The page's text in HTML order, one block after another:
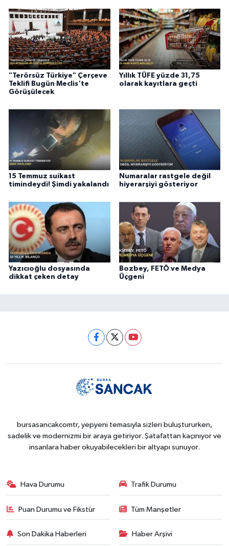
"Terörsüz Türkiye" Çerçeve
Teklifi Bugün Meclis'te
Görüşülecek
Yıllık TÜFE yüzde 31,75
olarak kayıtlara geçti
15 Temmuz suikast
timindeydi! Şimdi yakalandı
Numaralar rastgele değil
hiyerarşiyi gösteriyor
Yazıcıoğlu dosyasında
dikkat çeken detay
Bozbey, FETÖ ve Medya
Üçgeni
bursasancakcomtr, yepyeni temasıyla sizleri buluştururken,
sadelik ve modernizmi bir araya getiriyor. Şatafattan kaçınıyor ve
insanlara haber okuyabilecekleri bir altyapı sunuyor.
Hava Durumu Trafik Durumu
Puan Durumu ve Fikstür Tüm Manşetler
Son Dakika Haberleri Haber Arşivi